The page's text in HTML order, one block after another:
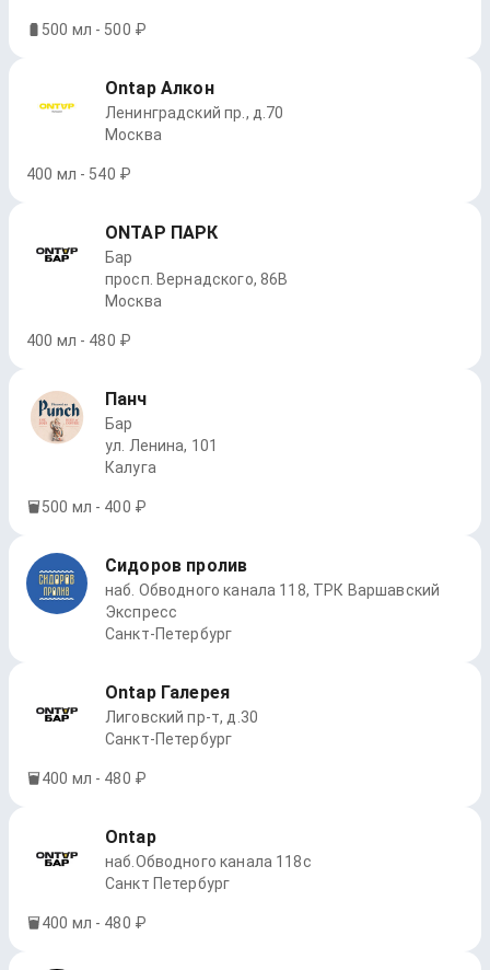
500 мл - 500 ₽
Ontap Алкон
Ленинградский пр., д.70
Москва
400 мл - 540 ₽
ONTAP ПАРК
Бар
просп. Вернадского, 86В
Москва
400 мл - 480 ₽
Панч
Бар
ул. Ленина, 101
Калуга
500 мл - 400 ₽
Сидоров пролив
наб. Обводного канала 118, ТРК Варшавский
Экспресс
Санкт-Петербург
Ontap Галерея
Лиговский пр-т, д.30
Санкт-Петербург
400 мл - 480 ₽
Ontap
наб.Обводного канала 118с
Санкт Петербург
400 мл - 480 ₽